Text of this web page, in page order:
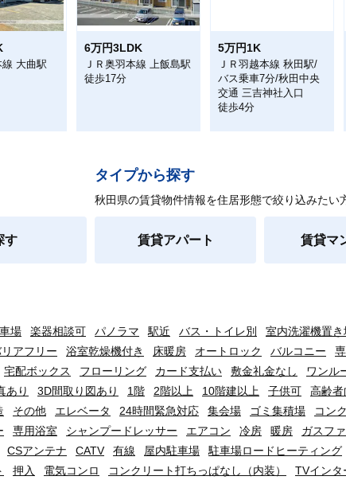
線 大曲駅
6万円3LDK
ＪＲ奥羽本線 上飯島駅
徒歩17分
5万円1K
ＪＲ羽越本線 秋田駅/
バス乗車7分/秋田中央
交通 三吉神社入口
徒歩4分
す
タイプから探す
秋田県の賃貸物件情報を住居形態で絞り込みたい
賃貸アパート 賃貸マ
場 楽器相談可 パノラマ 駅近 バス・トイレ別 室内洗濯機置き
アフリー 浴室乾燥機付き 床暖房 オートロック バルコニー
宅配ボックス フローリング カード支払い 敷金礼金なし ワンル
あり 3D間取り図あり 1階 2階以上 10階建以上 子供可 高齢者
その他 エレベータ 24時間緊急対応 集会場 ゴミ集積場 コン
専用浴室 シャンプードレッサー エアコン 冷房 暖房 ガスフ
CSアンテナ CATV 有線 屋内駐車場 駐車場ロードヒーティング
押入 電気コンロ コンクリート打ちっぱなし（内装） TVインタ